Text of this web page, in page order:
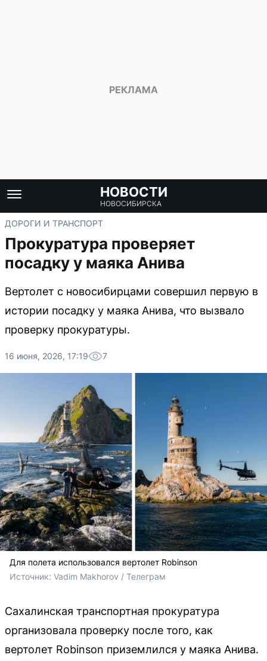
НОВОСТИ
НОВОСИБИРСКА
ДОРОГИ И ТРАНСПОРТ
Прокуратура проверяет
посадку у маяка Анива
Вертолет с новосибирцами совершил первую в
истории посадку у маяка Анива, что вызвало
проверку прокуратуры.
16 июня, 2026, 17:19 7
Для полета использовался вертолет Robinson
Источник: Vadim Makhorov / Телеграм
Сахалинская транспортная прокуратура
организовала проверку после того, как
вертолет Robinson приземлился у маяка Анива.